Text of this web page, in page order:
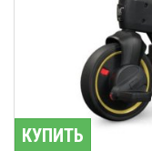
КУПИТЬ